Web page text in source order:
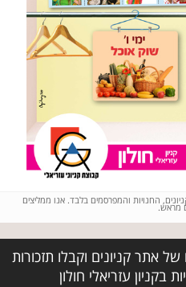
החנויות והמפרסמים בלבד. אנו ממליצים
מראש.
אתר קניונים וקבלו תזכורות
בקניון עזריאלי חולון